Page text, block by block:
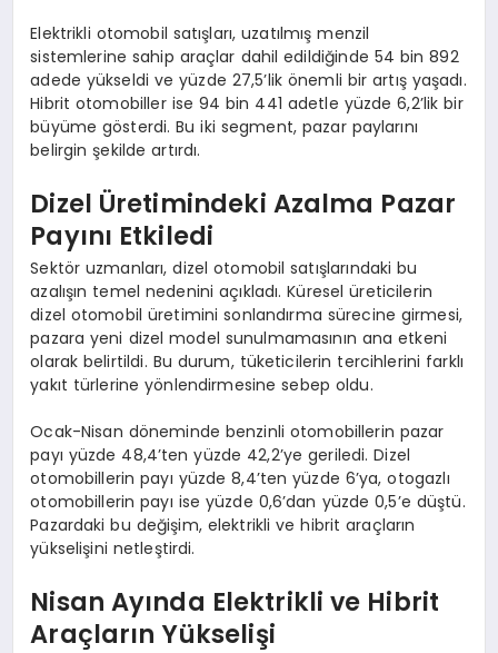
Elektrikli otomobil satışları, uzatılmış menzil
sistemlerine sahip araçlar dahil edildiğinde 54 bin 892
adede yükseldi ve yüzde 27,5’lik önemli bir artış yaşadı.
Hibrit otomobiller ise 94 bin 441 adetle yüzde 6,2’lik bir
büyüme gösterdi. Bu iki segment, pazar paylarını
belirgin şekilde artırdı.
Dizel Üretimindeki Azalma Pazar
Payını Etkiledi
Sektör uzmanları, dizel otomobil satışlarındaki bu
azalışın temel nedenini açıkladı. Küresel üreticilerin
dizel otomobil üretimini sonlandırma sürecine girmesi,
pazara yeni dizel model sunulmamasının ana etkeni
olarak belirtildi. Bu durum, tüketicilerin tercihlerini farklı
yakıt türlerine yönlendirmesine sebep oldu.
Ocak-Nisan döneminde benzinli otomobillerin pazar
payı yüzde 48,4’ten yüzde 42,2’ye geriledi. Dizel
otomobillerin payı yüzde 8,4’ten yüzde 6’ya, otogazlı
otomobillerin payı ise yüzde 0,6’dan yüzde 0,5’e düştü.
Pazardaki bu değişim, elektrikli ve hibrit araçların
yükselişini netleştirdi.
Nisan Ayında Elektrikli ve Hibrit
Araçların Yükselişi